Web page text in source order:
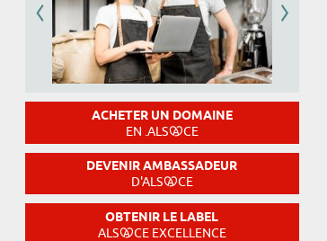
ACHETER UN DOMAINE
EN .ALS CE
DEVENIR AMBASSADEUR
D'ALS CE
OBTENIR LE LABEL
ALS CE EXCELLENCE